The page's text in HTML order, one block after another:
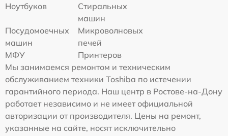
Ноутбуков
Стиральных
машин
Посудомоечных
машин
Микроволновых
печей
МФУ
Принтеров
Мы занимаемся ремонтом и техническим
обслуживанием техники Toshiba по истечении
гарантийного периода. Наш центр в Ростове-на-Дону
работает независимо и не имеет официальной
авторизации от производителя. Цены на ремонт,
указанные на сайте, носят исключительно